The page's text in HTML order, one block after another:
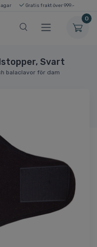
Gratis frakt över 999:-
0
Svart
balaclavor för dam